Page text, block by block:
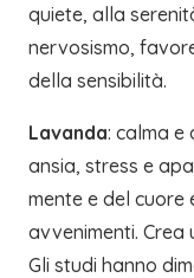
quiete, alla
nervosismo,
della sensibilità.
Lavanda: calma e
ansia, stress e
mente e del cuore
avvenimenti. Crea
Gli studi hanno